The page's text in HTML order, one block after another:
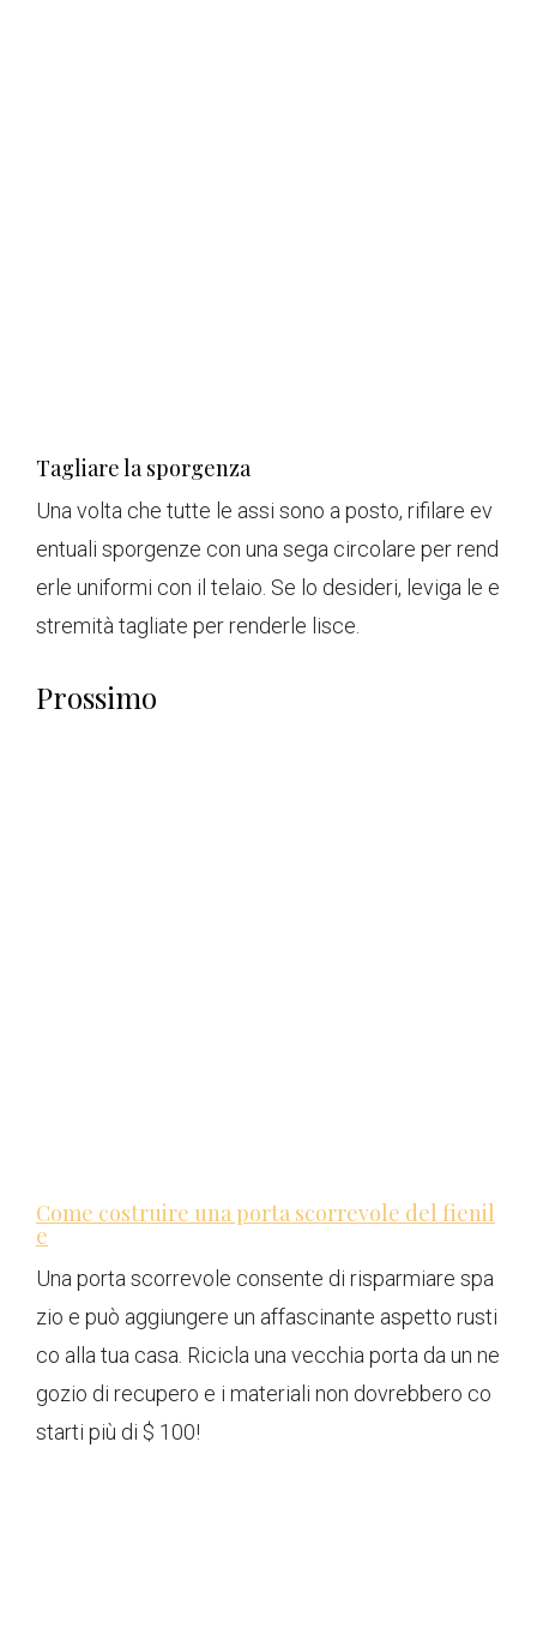
Tagliare la sporgenza
Una volta che tutte le assi sono a posto, rifilare ev
entuali sporgenze con una sega circolare per rend
erle uniformi con il telaio. Se lo desideri, leviga le e
stremità tagliate per renderle lisce.
Prossimo
Come costruire una porta scorrevole del fienil
e
Una porta scorrevole consente di risparmiare spa
zio e può aggiungere un affascinante aspetto rusti
co alla tua casa. Ricicla una vecchia porta da un ne
gozio di recupero e i materiali non dovrebbero co
starti più di $ 100!